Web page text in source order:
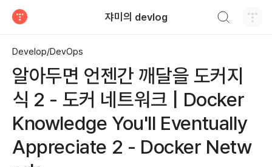
쟈미의 devlog
Develop/DevOps
알아두면 언젠간 깨달을 도커지
식 2 - 도커 네트워크 | Docker
Knowledge You'll Eventually
Appreciate 2 - Docker Netw